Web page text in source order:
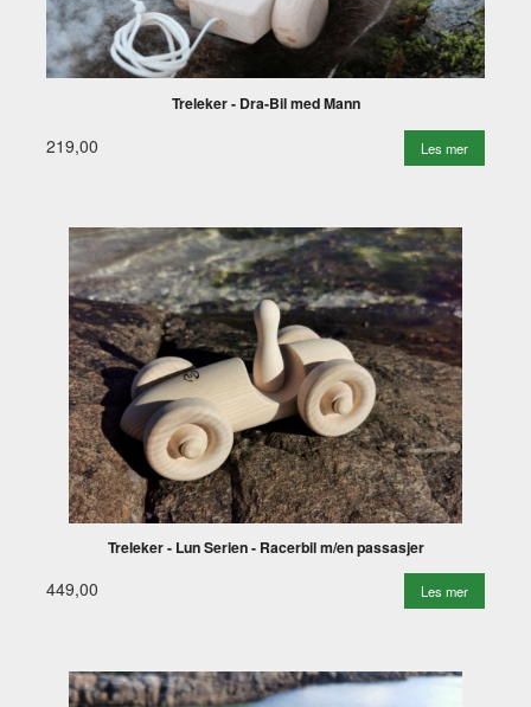
Treleker - Dra-Bil med Mann
219,00 Les mer
Treleker - Lun Serien - Racerbil m/en passasjer
449,00 Les mer